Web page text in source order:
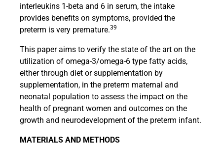
interleukins 1-beta and 6 in serum, the intake
provides benefits on symptoms, provided the
preterm is very premature.39
This paper aims to verify the state of the art on the
utilization of omega-3/omega-6 type fatty acids,
either through diet or supplementation by
supplementation, in the preterm maternal and
neonatal population to assess the impact on the
health of pregnant women and outcomes on the
growth and neurodevelopment of the preterm infant.
MATERIALS AND METHODS